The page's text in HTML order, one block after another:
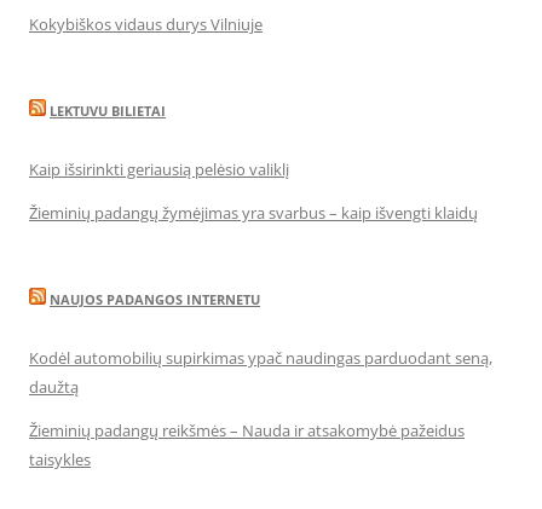
Kokybiškos vidaus durys Vilniuje
LEKTUVU BILIETAI
Kaip išsirinkti geriausią pelėsio valiklį
Žieminių padangų žymėjimas yra svarbus – kaip išvengti klaidų
NAUJOS PADANGOS INTERNETU
Kodėl automobilių supirkimas ypač naudingas parduodant seną,
daužtą
Žieminių padangų reikšmės – Nauda ir atsakomybė pažeidus
taisykles